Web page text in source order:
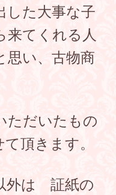
した大事な子
来てくれる人
思い、古物商
ただいたもの
頂きます。
外は 証紙の